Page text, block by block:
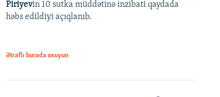
Piriyevin 10 sutka müddətinə inzibati qaydada
həbs edildiyi açıqlanıb.
Ətraflı burada oxuyun